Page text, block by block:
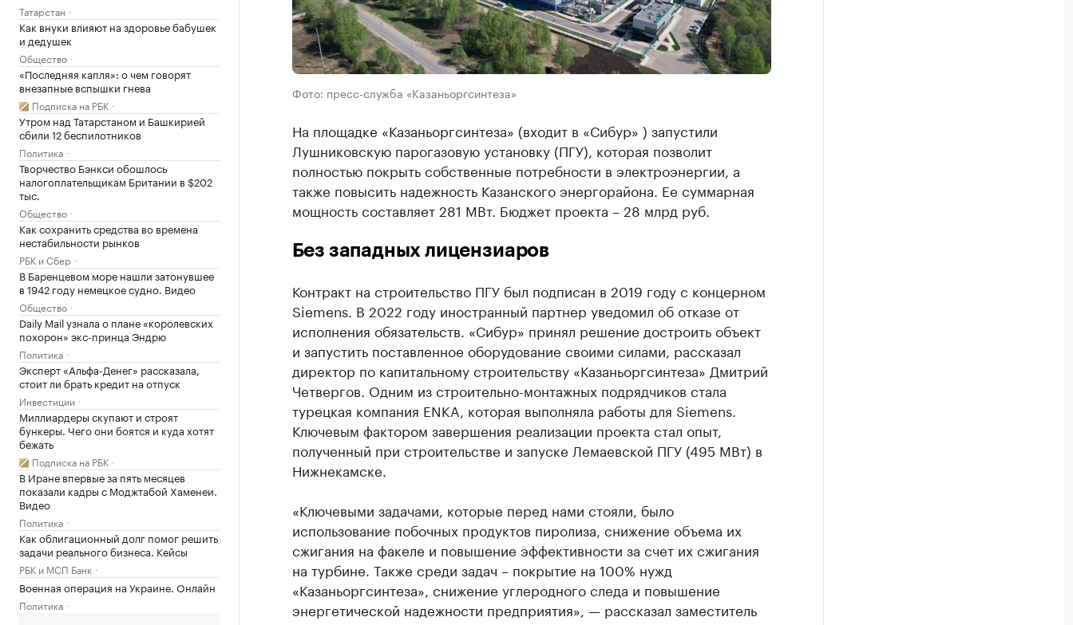
Татарстан
Как внуки влияют на здоровье бабушек
и дедушек
Общество
«Последняя капля»: о чем говорят
внезапные вспышки гнева
Подписка на РБК
Утром над Татарстаном и Башкирией
сбили 12 беспилотников
Политика
Творчество Бэнкси обошлось
налогоплательщикам Британии в $202
тыс.
Общество
Как сохранить средства во времена
нестабильности рынков
РБК и Сбер
В Баренцевом море нашли затонувшее
в 1942 году немецкое судно. Видео
Общество
Daily Mail узнала о плане «королевских
похорон» экс-принца Эндрю
Политика
Эксперт «Альфа-Денег» рассказала,
стоит ли брать кредит на отпуск
Инвестиции
Миллиардеры скупают и строят
бункеры. Чего они боятся и куда хотят
бежать
Подписка на РБК
В Иране впервые за пять месяцев
показали кадры с Моджтабой Хаменеи.
Видео
Политика
Как облигационный долг помог решить
задачи реального бизнеса. Кейсы
РБК и МСП Банк
Военная операция на Украине. Онлайн
Политика
Фото: пресс-служба «Казаньоргсинтеза»
На площадке «Казаньоргсинтеза» (входит в «Сибур» ) запустили
Лушниковскую парогазовую установку (ПГУ), которая позволит
полностью покрыть собственные потребности в электроэнергии, а
также повысить надежность Казанского энергорайона. Ее суммарная
мощность составляет 281 МВт. Бюджет проекта – 28 млрд руб.
Без западных лицензиаров
Контракт на строительство ПГУ был подписан в 2019 году с концерном
Siemens. В 2022 году иностранный партнер уведомил об отказе от
исполнения обязательств. «Сибур» принял решение достроить объект
и запустить поставленное оборудование своими силами, рассказал
директор по капитальному строительству «Казаньоргсинтеза» Дмитрий
Четвергов. Одним из строительно-монтажных подрядчиков стала
турецкая компания ENKA, которая выполняла работы для Siemens.
Ключевым фактором завершения реализации проекта стал опыт,
полученный при строительстве и запуске Лемаевской ПГУ (495 МВт) в
Нижнекамске.
«Ключевыми задачами, которые перед нами стояли, было
использование побочных продуктов пиролиза, снижение объема их
сжигания на факеле и повышение эффективности за счет их сжигания
на турбине. Также среди задач – покрытие на 100% нужд
«Казаньоргсинтеза», снижение углеродного следа и повышение
энергетической надежности предприятия», — рассказал заместитель